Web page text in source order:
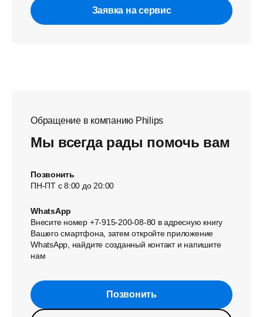
Заявка на сервис
Обращение в компанию Philips
Мы всегда рады помочь вам
Позвонить
ПН-ПТ с 8:00 до 20:00
WhatsApp
Внесите номер +7-915-200-08-80 в адресную книгу
Вашего смартфона, затем откройте приложение
WhatsApp, найдите созданный контакт и напишите
нам
Позвонить